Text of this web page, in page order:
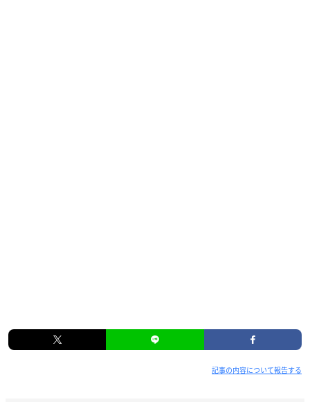
記事の内容について報告する